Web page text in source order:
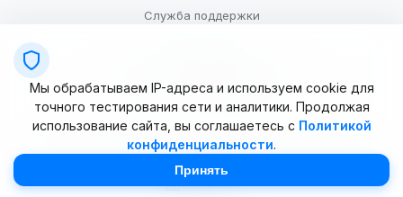
Служба поддержки
Условия использования
© 2025–2026 OpenSpeedTest (ИП Долматова В.В.). Все права
Мы обрабатываем IP-адреса и используем cookie для
точного тестирования сети и аналитики. Продолжая
использование сайта, вы соглашаетесь с Политикой
конфиденциальности.
Принять